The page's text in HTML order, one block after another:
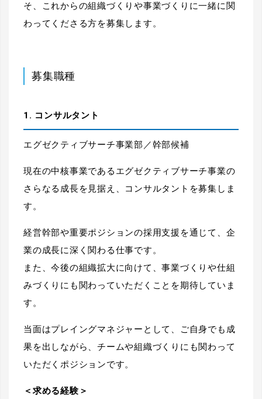
そ、これからの組織づくりや事業づくりに一緒に関
わってくださる方を募集します。
募集職種
1. コンサルタント
エグゼクティブサーチ事業部／幹部候補
現在の中核事業であるエグゼクティブサーチ事業の
さらなる成長を見据え、コンサルタントを募集しま
す。
経営幹部や重要ポジションの採用支援を通じて、企
業の成長に深く関わる仕事です。
また、今後の組織拡大に向けて、事業づくりや仕組
みづくりにも関わっていただくことを期待していま
す。
当面はプレイングマネジャーとして、ご自身でも成
果を出しながら、チームや組織づくりにも関わって
いただくポジションです。
＜求める経験＞